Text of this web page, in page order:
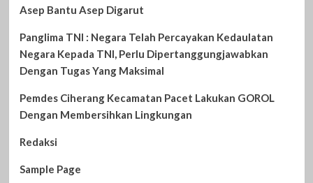
Asep Bantu Asep Digarut
Panglima TNI : Negara Telah Percayakan Kedaulatan
Negara Kepada TNI, Perlu Dipertanggungjawabkan
Dengan Tugas Yang Maksimal
Pemdes Ciherang Kecamatan Pacet Lakukan GOROL
Dengan Membersihkan Lingkungan
Redaksi
Sample Page